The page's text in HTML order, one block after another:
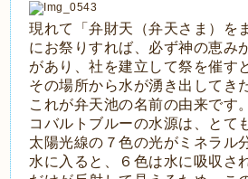
現れて「弁財天（弁天さま）を
にお祭りすれば、必ず神の恵み
があり、社を建立して祭を催す
その場所から水が湧き出してき
これが弁天池の名前の由来です。
コバルトブルーの水源は、とて
太陽光線の７色の光がミネラル
水に入ると、６色は水に吸収さ